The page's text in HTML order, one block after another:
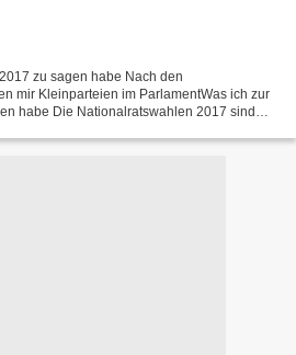
zu sagen habe Nach den
mir Kleinparteien im ParlamentWas ich zur
habe Die Nationalratswahlen 2017 sind